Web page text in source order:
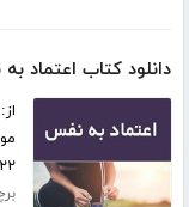
دانلود کتاب اعتماد
۲۲ صفحه